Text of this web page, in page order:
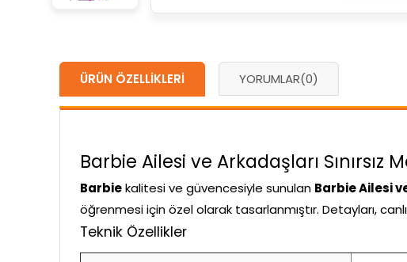
ÜRÜN ÖZELLIKLERI YORUMLAR(0)
Barbie Ailesi ve Arkadaşları
Barbiekalitesi ve güvencesiyle sunulan Barbie Ailesi
öğrenmesi için özel olarak tasarlanmıştır. Detayları,
Teknik Özellikler